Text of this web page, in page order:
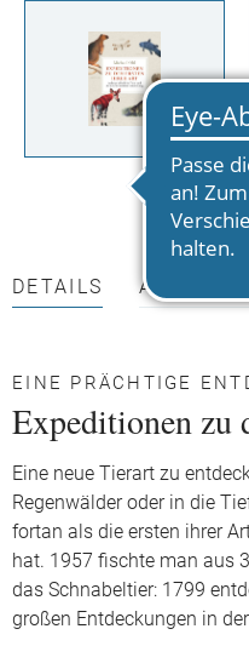
DETAILS
EINE PRÄCHTIGE
Expeditionen zu
Eine neue Tierart zu
Regenwälder oder in die
fortan als die ersten ihrer
hat. 1957 fischte man aus
das Schnabeltier: 1799
großen Entdeckungen in